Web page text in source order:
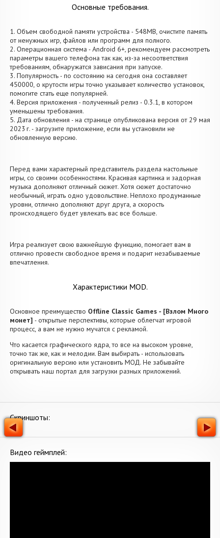
Основные требования.
1. Объем свободной памяти устройства - 548MB, очистите память
от ненужных игр, файлов или программ для полного.
2. Операционная система - Android 6+, рекомендуем рассмотреть
параметры вашего телефона так как, из-за несоответствия
требованиям, обнаружатся зависания при запуске.
3. Популярность - по состоянию на сегодня она составляет
450000, о крутости игры точно указывает количество установок,
помогите стать еще популярней.
4. Версия приложения - полученный релиз - 0.3.1, в котором
уменьшены требования.
5. Дата обновления - на странице опубликована версия от 29 мая
2023 г. - загрузите приложение, если вы установили не
обновленную версию.
Перед вами характерный представитель раздела настольные
игры, со своими особенностями. Красивая картинка и задорная
музыка дополняют отличный сюжет. Хотя сюжет достаточно
необычный, играть одно удовольствие. Неплохо продуманные
уровни, отлично дополняют друг друга, а скорость
происходящего будет увлекать вас все больше.
Игра реализует свою важнейшую функцию, помогает вам в
отлично провести свободное время и подарит незабываемые
впечатления.
Характеристики MOD.
Основное преимущество Offline Classic Games - [Взлом Много
монет] - открытые перспективы, которые облегчат игровой
процесс, а вам не нужно мучатся с рекламой.
Что касается графического ядра, то все на высоком уровне,
точно так же, как и мелодии. Вам выбирать - использовать
оригинальную версию или установить МОД. Не забывайте
открывать наш портал для загрузки разных приложений.
Скриншоты:
Видео геймплей: